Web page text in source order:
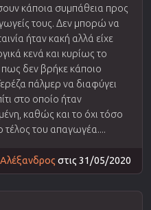
κάποια συμπάθεια προς
τους. Δεν μπορώ να
ήταν κακή αλλά είχε
κενά και κυρίως το
δεν βρήκε κάποιο
πάλμερ να διαφύγει
στο οποίο ήταν
καθώς και το όχι τόσο
τέλος του απαγωγέα....
Αλέξανδρος στις 31/05/2020